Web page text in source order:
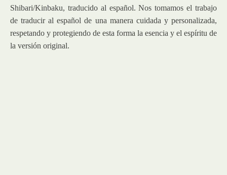
Shibari/Kinbaku, traducido al español. Nos tomamos el trabajo
de traducir al español de una manera cuidada y personalizada,
respetando y protegiendo de esta forma la esencia y el espíritu de
la versión original.